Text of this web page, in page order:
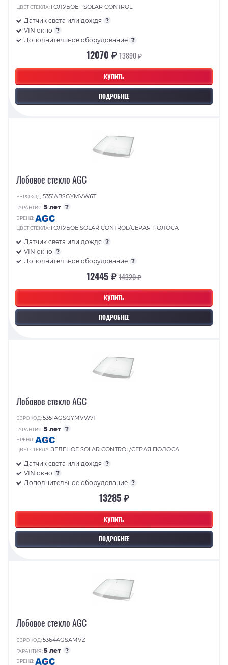
КУПИТЬ
ПОДРОБНЕЕ
ЦВЕТ СТЕКЛА: ГОЛУБОЕ - SOLAR CONTROL
Датчик света или дождя ?
VIN окно ?
Дополнительное оборудование ?
12070 ₽13890 ₽
КУПИТЬ
ПОДРОБНЕЕ
Лобовое стекло AGC
ЕВРОКОД:5351ABSGYMVW6T
ГАРАНТИЯ:5 лет ?
БРЕНД:
ЦВЕТ СТЕКЛА: ГОЛУБОЕ SOLAR CONTROL/СЕРАЯ ПОЛОСА
Датчик света или дождя ?
VIN окно ?
Дополнительное оборудование ?
12445 ₽14320 ₽
КУПИТЬ
ПОДРОБНЕЕ
Лобовое стекло AGC
ЕВРОКОД:5351AGSGYMVW7T
ГАРАНТИЯ:5 лет ?
БРЕНД:
ЦВЕТ СТЕКЛА:ЗЕЛЕНОЕ SOLAR CONTROL/СЕРАЯ ПОЛОСА
Датчик света или дождя ?
VIN окно ?
Дополнительное оборудование ?
13285 ₽
Лобовое стекло AGC
ЕВРОКОД:5364AGSAMVZ
ГАРАНТИЯ:5 лет ?
БРЕНД: